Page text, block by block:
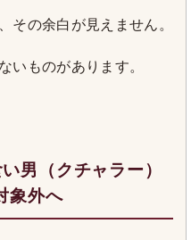
その余白が見えません。
いものがあります。
男（クチャラー）
象外へ